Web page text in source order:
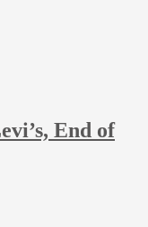
End of